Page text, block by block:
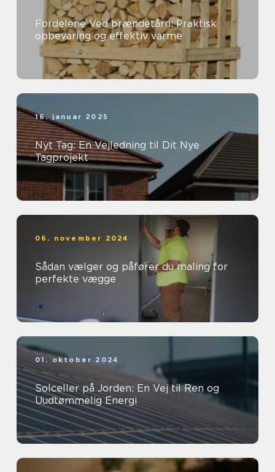
Fordelene Ved brændetårn: Praktisk
opbevaring og effektiv varme
16. januar 2025
Nyt Tag: En Vejledning til Dit Nye
Tagprojekt
06. november 2024
Sådan vælger og påfører du maling for
perfekte vægge
01. oktober 2024
Solceller på Jorden: En Vej til Ren og
Uudtømmelig Energi